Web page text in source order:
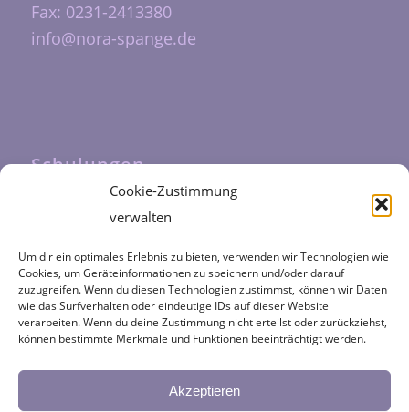
Cookie-Zustimmung
verwalten
Um dir ein optimales Erlebnis zu bieten, verwenden wir Technologien wie
Cookies, um Geräteinformationen zu speichern und/oder darauf
zuzugreifen. Wenn du diesen Technologien zustimmst, können wir Daten
wie das Surfverhalten oder eindeutige IDs auf dieser Website
verarbeiten. Wenn du deine Zustimmung nicht erteilst oder zurückziehst,
können bestimmte Merkmale und Funktionen beeinträchtigt werden.
Akzeptieren
Fax: 0231-2413380
info@nora-spange.de
Schulungen
Unsere Schulungen werden durch das
Fortbildungszentrum Halfmann